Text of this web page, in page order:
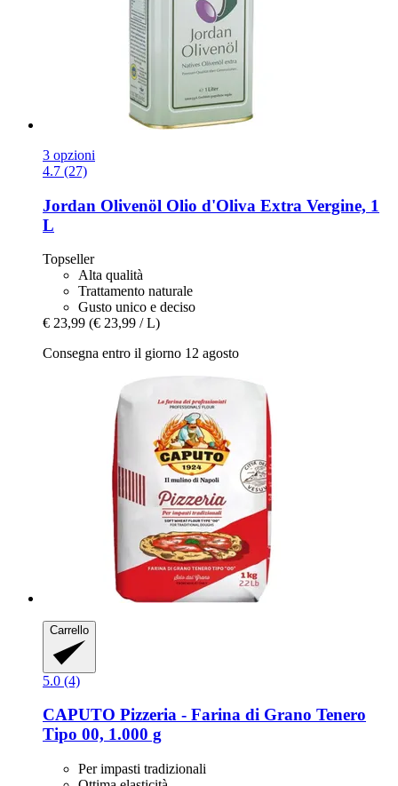
3 opzioni
4.7 (27)
Jordan Olivenöl Olio d'Oliva Extra Vergine, 1
L
Topseller
Alta qualità
Trattamento naturale
Gusto unico e deciso
€ 23,99 (€ 23,99 / L)
Consegna entro il giorno 12 agosto
Carrello
5.0 (4)
CAPUTO Pizzeria -​ Farina di Grano Tenero
Tipo 00, 1.000 g
Per impasti tradizionali